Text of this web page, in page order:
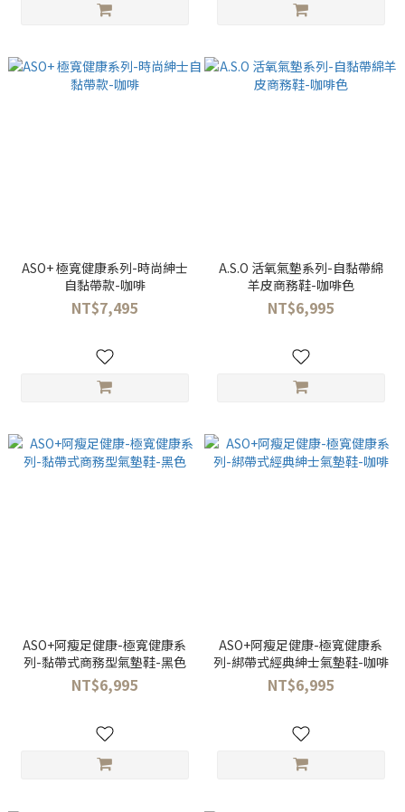
ASO+ 極寬健康系列-時尚紳士
自黏帶款-咖啡
NT$7,495
A.S.O 活氧氣墊系列-自黏帶綿
羊皮商務鞋-咖啡色
NT$6,995
ASO+阿瘦足健康-極寬健康系
列-黏帶式商務型氣墊鞋-黑色
NT$6,995
ASO+阿瘦足健康-極寬健康系
列-綁帶式經典紳士氣墊鞋-咖啡
NT$6,995